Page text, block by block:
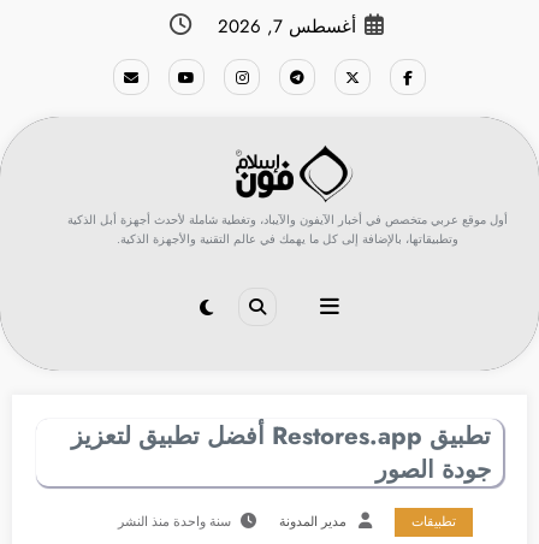
أغسطس 7, 2026
أول موقع عربي متخصص في أخبار الآيفون والآيباد، وتغطية شاملة لأحدث أجهزة أبل الذكية
وتطبيقاتها، بالإضافة إلى كل ما يهمك في عالم التقنية والأجهزة الذكية.
تطبيق Restores.app أفضل تطبيق لتعزيز
جودة الصور
تطبيقات مدير المدونة سنة واحدة منذ النشر